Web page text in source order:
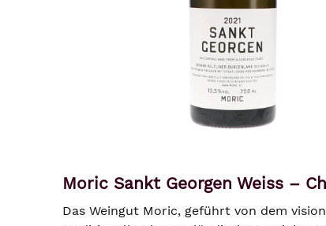
Moric Sankt Georgen Weiss –
Das Weingut Moric, geführt von dem